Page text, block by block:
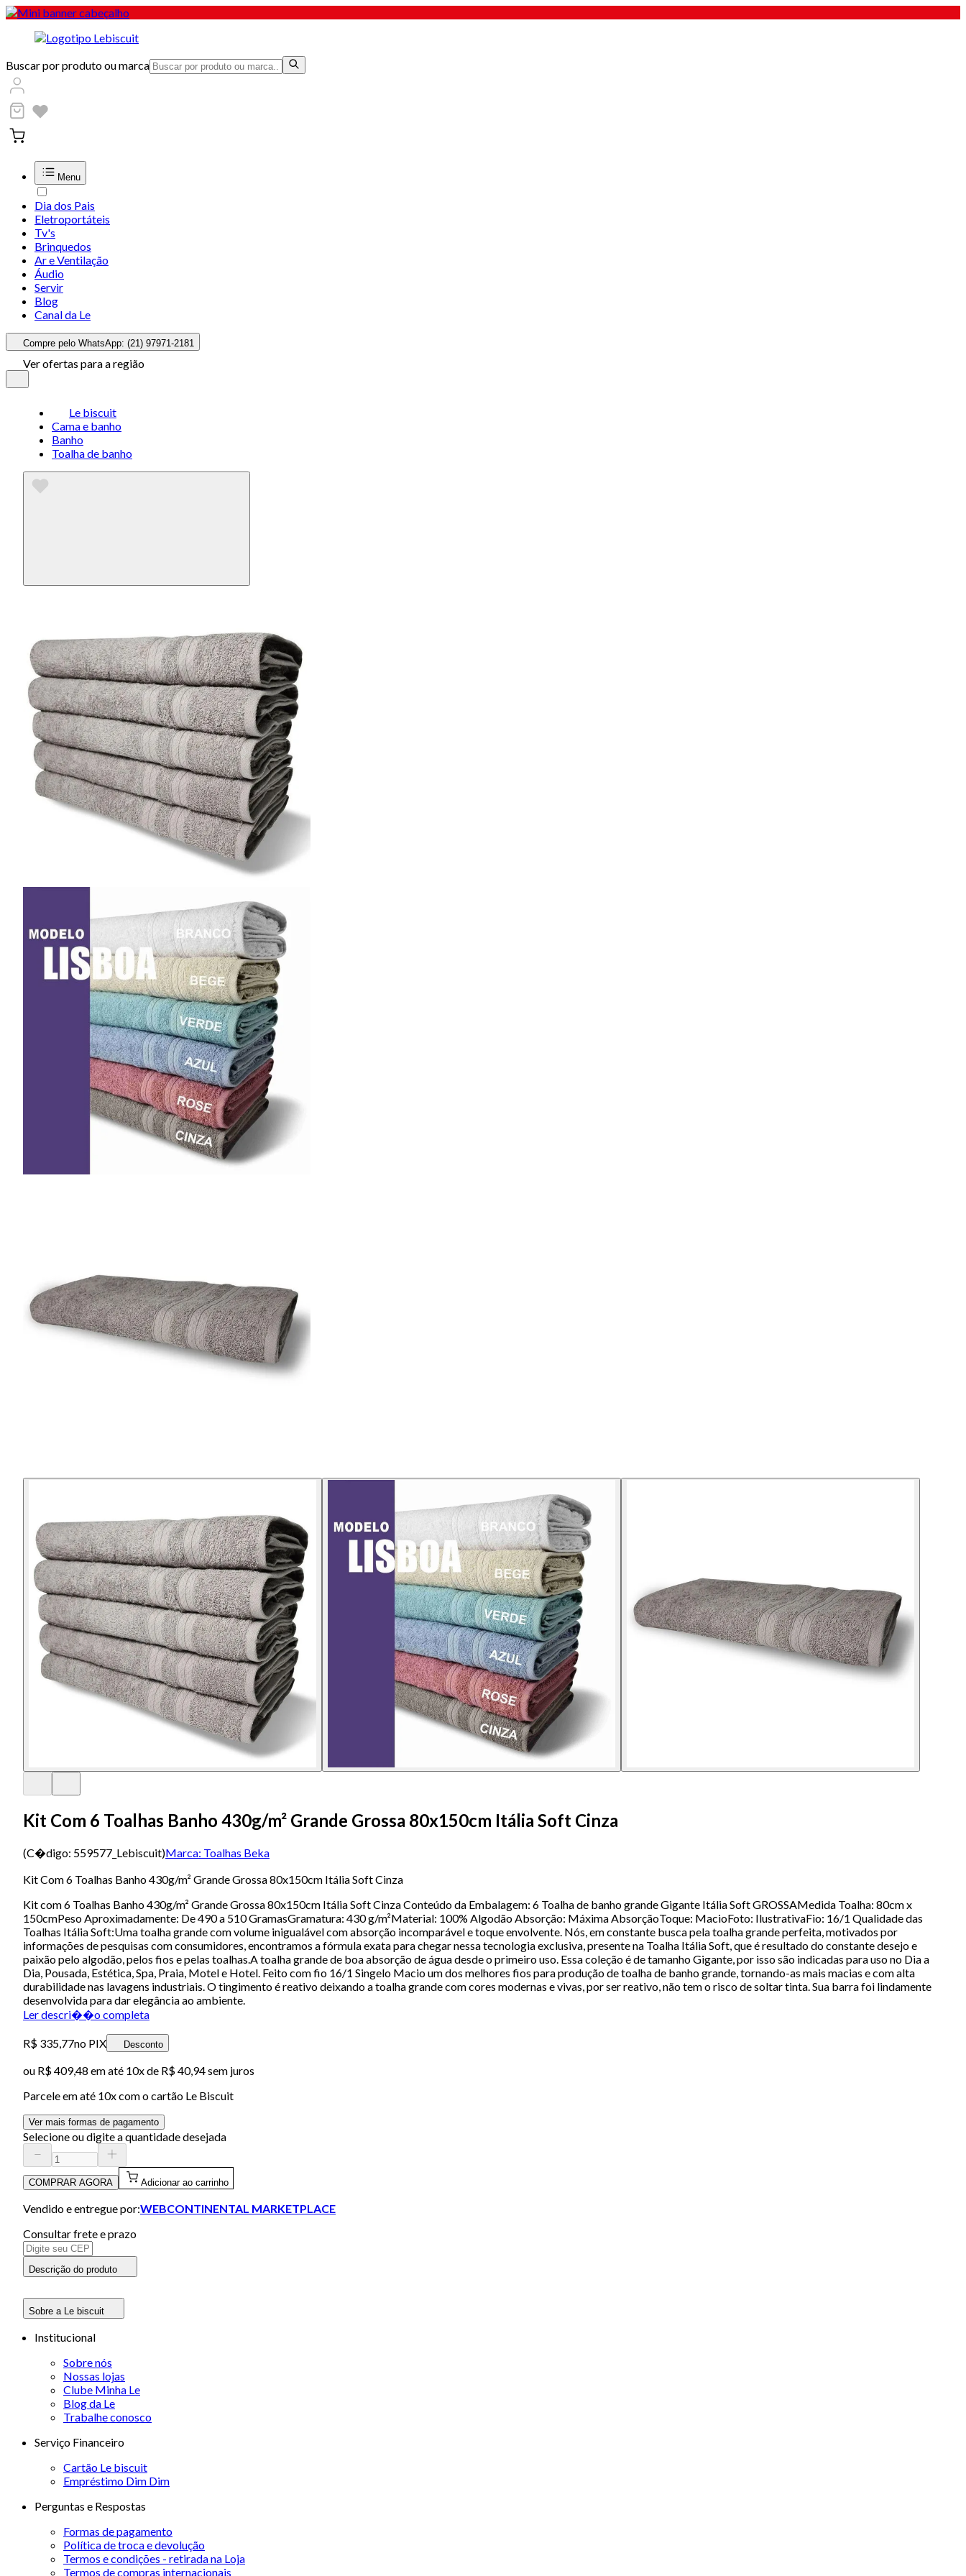
Buscar por produto ou marca
Menu
Dia dos Pais
Eletroportáteis
Tv's
Brinquedos
Ar e Ventilação
Áudio
Servir
Blog
Canal da Le
Compre pelo WhatsApp: (21) 97971-2181
Ver ofertas para a região
Le biscuit
Cama e banho
Banho
Toalha de banho
Kit Com 6 Toalhas Banho 430g/m² Grande Grossa 80x150cm Itália Soft Cinza
(C�digo: 559577_Lebiscuit)Marca: Toalhas Beka
Kit Com 6 Toalhas Banho 430g/m² Grande Grossa 80x150cm Itália Soft Cinza
Kit com 6 Toalhas Banho 430g/m² Grande Grossa 80x150cm Itália Soft Cinza Conteúdo da Embalagem: 6 Toalha de banho grande Gigante Itália Soft GROSSAMedida Toalha: 80cm x
150cmPeso Aproximadamente: De 490 a 510 GramasGramatura: 430 g/m²Material: 100% Algodão Absorção: Máxima AbsorçãoToque: MacioFoto: IlustrativaFio: 16/1 Qualidade das
Toalhas Itália Soft:Uma toalha grande com volume inigualável com absorção incomparável e toque envolvente. Nós, em constante busca pela toalha grande perfeita, motivados por
informações de pesquisas com consumidores, encontramos a fórmula exata para chegar nessa tecnologia exclusiva, presente na Toalha Itália Soft, que é resultado do constante desejo e
paixão pelo algodão, pelos fios e pelas toalhas.A toalha grande de boa absorção de água desde o primeiro uso. Essa coleção é de tamanho Gigante, por isso são indicadas para uso no Dia a
Dia, Pousada, Estética, Spa, Praia, Motel e Hotel. Feito com fio 16/1 Singelo Macio um dos melhores fios para produção de toalha de banho grande, tornando-as mais macias e com alta
durabilidade nas lavagens industriais. O tingimento é reativo deixando a toalha grande com cores modernas e vivas, por ser reativo, não tem o risco de soltar tinta. Sua barra foi lindamente
desenvolvida para dar elegância ao ambiente.
Ler descri��o completa
R$ 335,77no PIX Desconto
ou R$ 409,48 em até 10x de R$ 40,94 sem juros
Parcele em até 10x com o cartão Le Biscuit
Ver mais formas de pagamento
Selecione ou digite a quantidade desejada
COMPRAR AGORA Adicionar ao carrinho
Vendido e entregue por:WEBCONTINENTAL MARKETPLACE
Consultar frete e prazo
Descrição do produto
Sobre a Le biscuit
Institucional
Sobre nós
Nossas lojas
Clube Minha Le
Blog da Le
Trabalhe conosco
Serviço Financeiro
Cartão Le biscuit
Empréstimo Dim Dim
Perguntas e Respostas
Formas de pagamento
Política de troca e devolução
Termos e condições - retirada na Loja
Termos de compras internacionais